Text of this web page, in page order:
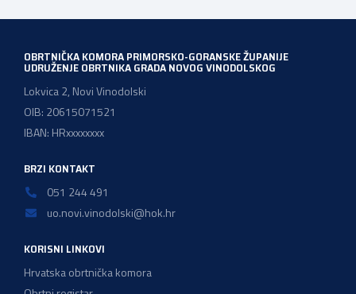
OBRTNIČKA KOMORA PRIMORSKO-GORANSKE ŽUPANIJE
UDRUŽENJE OBRTNIKA GRADA NOVOG VINODOLSKOG
Lokvica 2, Novi Vinodolski
OIB: 20615071521
IBAN: HRxxxxxxxx
BRZI KONTAKT
051 244 491
uo.novi.vinodolski@hok.hr
KORISNI LINKOVI
Hrvatska obrtnička komora